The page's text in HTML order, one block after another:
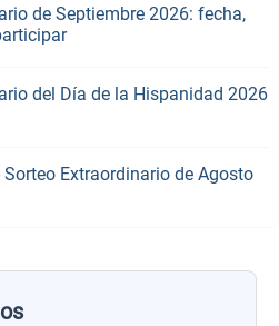
de Septiembre 2026: fecha,
del Día de la Hispanidad 2026
Extraordinario de Agosto